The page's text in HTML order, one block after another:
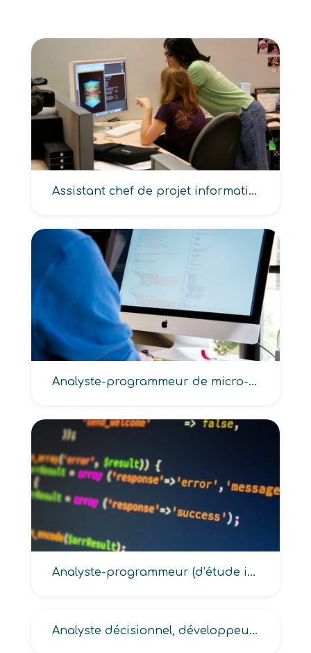
Assistant chef de projet informatique
Analyste-programmeur de micro-informatique
Analyste-programmeur (d’étude informatique, en informatique industrielle)
Analyste décisionnel, développeur, fonctionnel informatique, organique informatique, réseau informatique